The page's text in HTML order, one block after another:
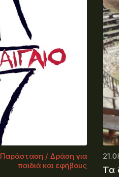
Παράσταση / Δράση για
παιδιά και εφήβους
Τα